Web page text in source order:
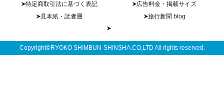
特定商取引法に基づく表記
広告料金・掲載サイズ
見本紙・読者層
旅行新聞 blog
Copyright©RYOKO SHIMBUN-SHINSHA.CO,LTD All rights reserved.